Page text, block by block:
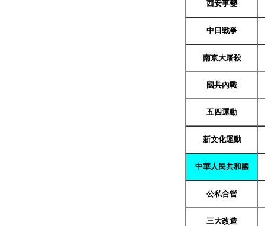
西安事變
中日戰爭
南京大屠殺
國共內戰
五四運動
新文化運動
中華人民共和國
公私合營
三大改造